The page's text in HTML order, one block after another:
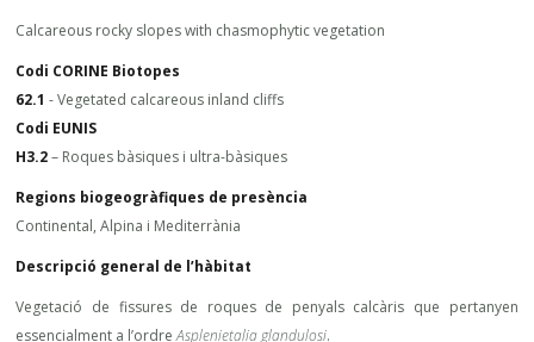
Calcareous rocky slopes with chasmophytic vegetation
Codi CORINE Biotopes
62.1 - Vegetated calcareous inland cliffs
Codi EUNIS
H3.2– Roques bàsiques i ultra-bàsiques
Regions biogeogràfiques de presència
Continental, Alpina i Mediterrània
Descripció general de l’hàbitat
Vegetació de fissures de roques de penyals calcàris que pertanyen
essencialment a l’ordreAsplenietalia glandulosi.